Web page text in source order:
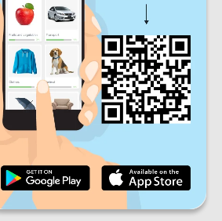
Sáb Dom
Progreso diario
Progreso mensual
Progreso general